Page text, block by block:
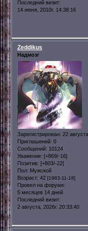
Последний визит:
14 июня, 2010г. 14:38:16
Zeddikus
Надмозг
Зарегистрирован: 22
Приглашений: 0
Сообщений: 10124
Уважение: [+869/-16]
Позитив: [+803/-22]
Пол: Мужской
Возраст: 42 [1983-11-18]
Провел на форуме:
5 месяцев 14 дней
Последний визит:
2 августа, 2026г. 20:33:40